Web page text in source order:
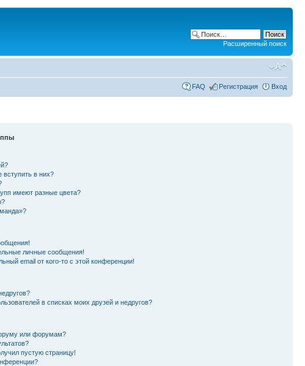
Расширенный поиск
FAQ Регистрация Вход
вступить в них?
имеют разные цвета?
личные сообщения!
email от кого-то с этой конференции!
в списках моих друзей и недругов?
или форумам?
пустую страницу!